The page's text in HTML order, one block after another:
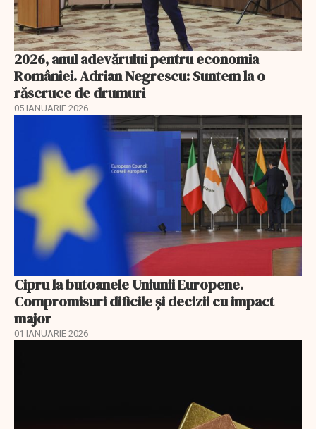
2026, anul adevărului pentru economia
României. Adrian Negrescu: Suntem la o
răscruce de drumuri
05 IANUARIE 2026
Cipru la butoanele Uniunii Europene.
Compromisuri dificile și decizii cu impact
major
01 IANUARIE 2026